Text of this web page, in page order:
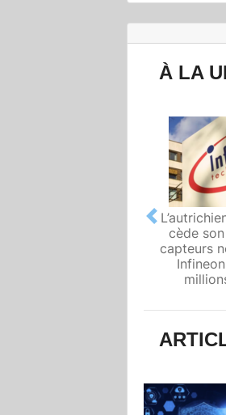
À LA
cède
capteurs
Previous